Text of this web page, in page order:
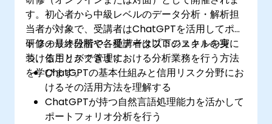
す。初心者から中級レベルのデータ分析・解析担
当者が対象で、受講者はChatGPTを活用してポー
トフォリオ分析や各種データプロジェクトの実
装、信用リスク管理における分析業務を行う方法
を学びます。
研修の最終段階で、受講者は以下のスキルを身に
つけることができます：
ChatGPTの基本仕組みと信用リスク分野にお
けるその活用方法を理解する
ChatGPTが持つ自然言語処理能力を活かして
ポートフォリオ分析を行う